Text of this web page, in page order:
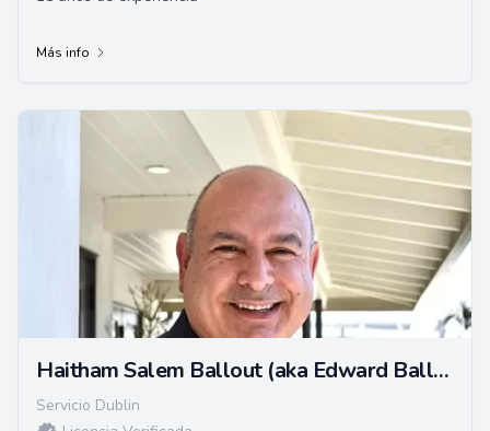
Más info
Haitham Salem Ballout (aka Edward Ballout)
Servicio Dublin